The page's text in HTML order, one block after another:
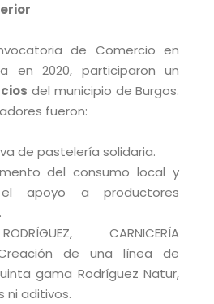
de Comercio en
en 2020, participaron un
del municipio de Burgos.
fueron:
de pastelería solidaria.
del consumo local y
apoyo a productores
CARNICERÍA
Creación de una línea de
gama Rodríguez Natur,
ni aditivos.